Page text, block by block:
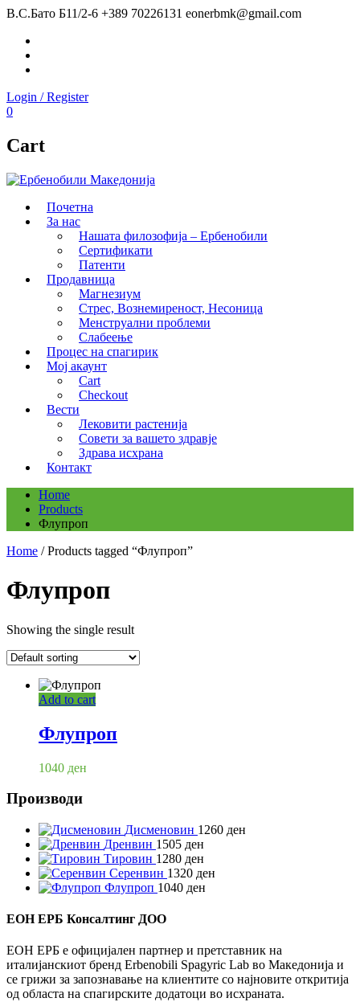
В.С.Бато Б11/2-6 +389 70226131 eonerbmk@gmail.com
Login / Register
0
Cart
Почетна
За нас
Нашата филозофија – Ербенобили
Сертификати
Патенти
Продавница
Магнезиум
Стрес, Вознемиреност, Несоница
Менструални проблеми
Слабеење
Процес на спагирик
Мој акаунт
Cart
Checkout
Вести
Лековити растенија
Совети за вашето здравје
Здрава исхрана
Контакт
Home
Products
Флупроп
Home / Products tagged “Флупроп”
Флупроп
Showing the single result
Add to cart
Флупроп
1040 ден
Производи
Дисменовин 1260 ден
Дренвин 1505 ден
Тировин 1280 ден
Серенвин 1320 ден
Флупроп 1040 ден
ЕОН ЕРБ Консалтинг ДОО
ЕОН ЕРБ е официјален партнер и претставник на
италијанскиот бренд Erbenobili Spagyric Lab во Македонија и
се грижи за запознавање на клиентите со најновите откритија
од областа на спагирските додатоци во исхраната.